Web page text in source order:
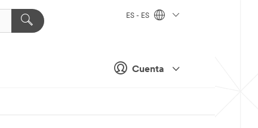
Cuenta
ES - ES